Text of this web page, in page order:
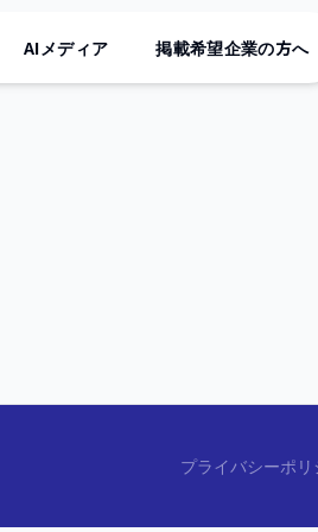
AIメディア 掲載希望企業の方へ
プライバシーポリ